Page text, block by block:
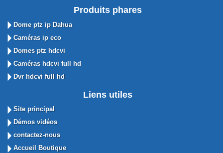
Produits phares
Dome ptz ip Dahua
Caméras ip eco
Domes ptz hdcvi
Caméras hdcvi full hd
Dvr hdcvi full hd
Liens utiles
Site principal
Démos vidéos
contactez-nous
Accueil Boutique